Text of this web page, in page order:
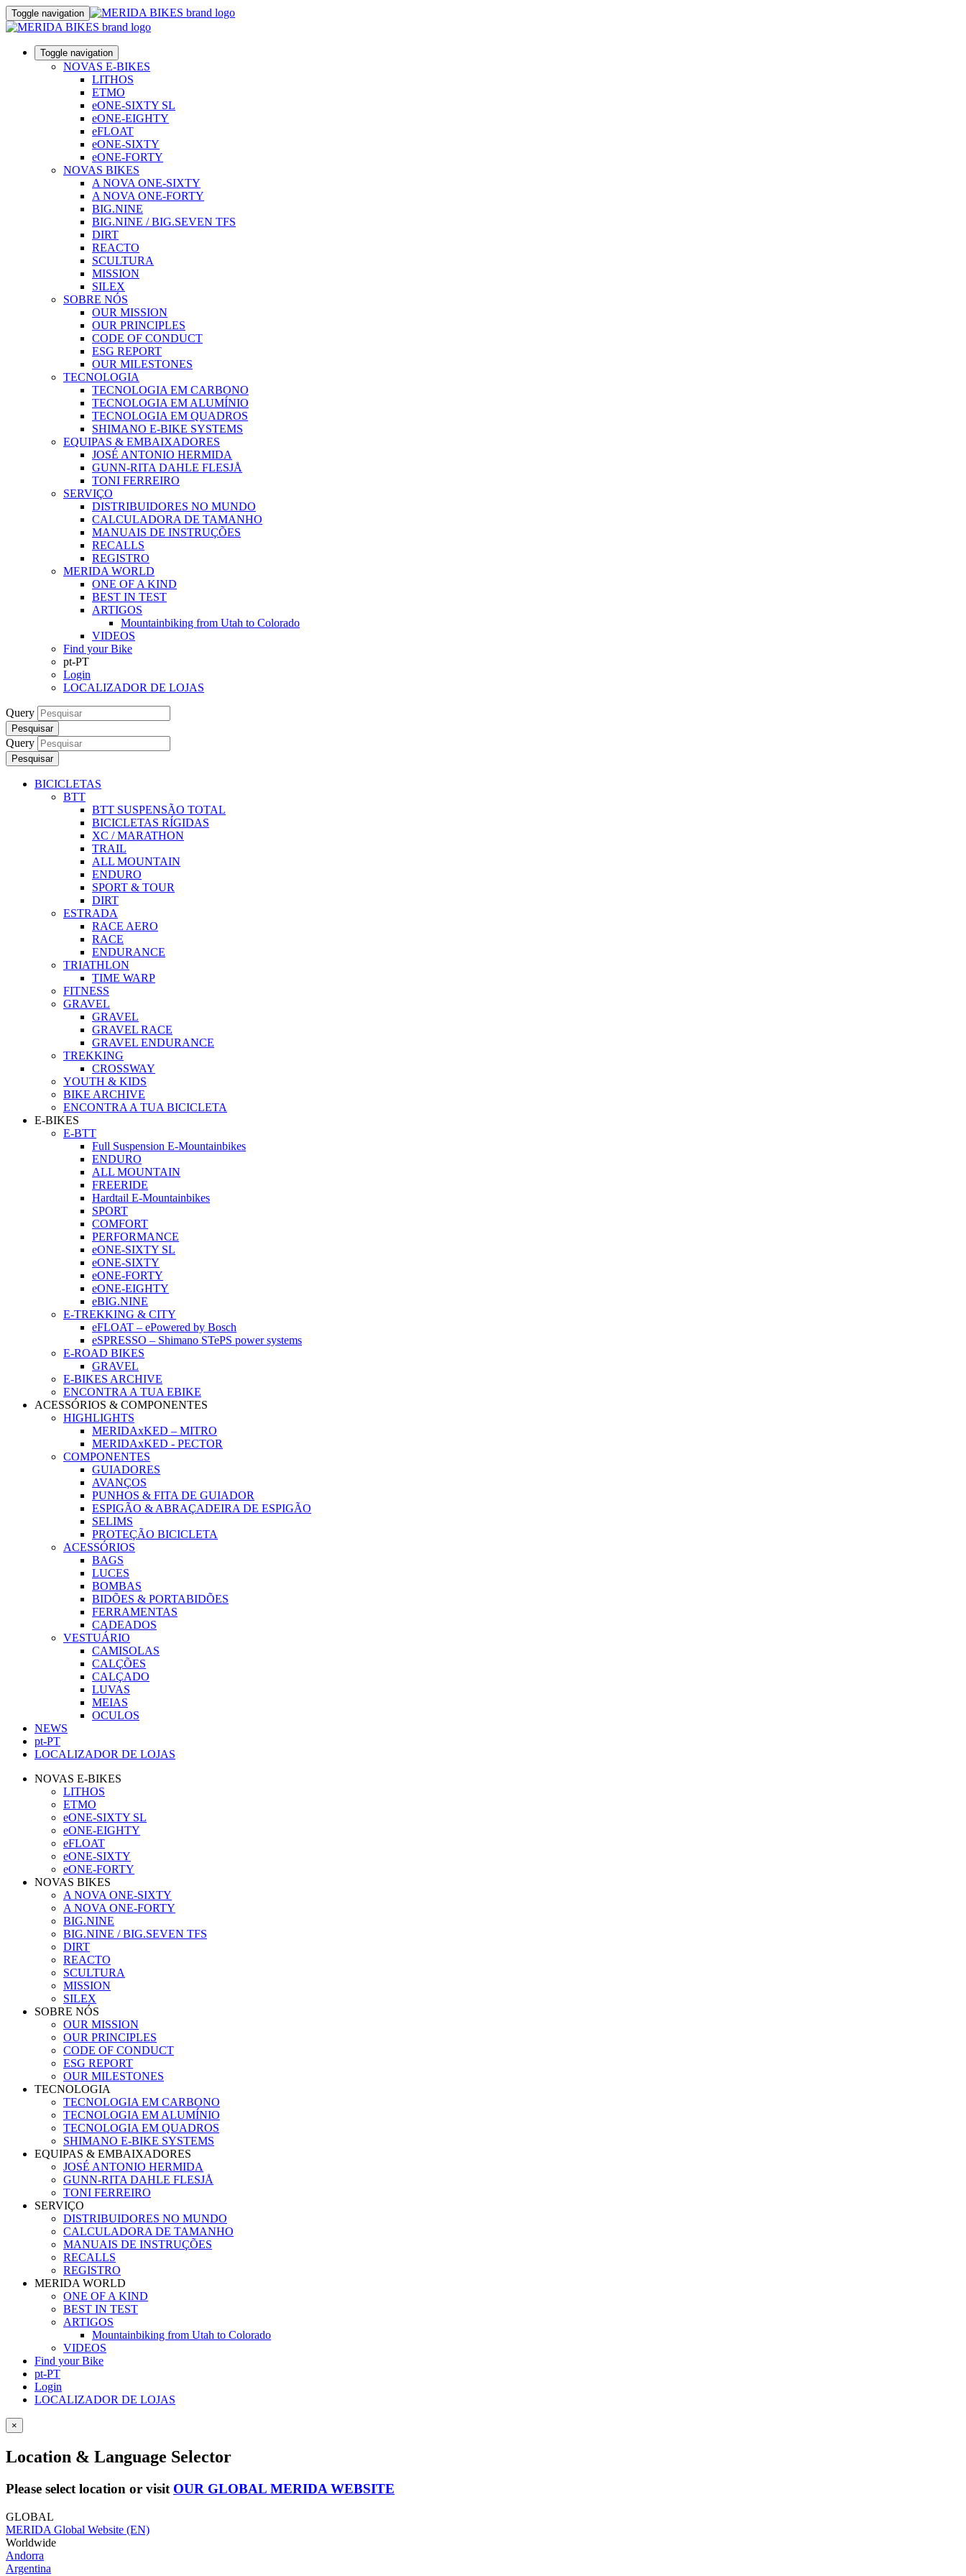
Toggle navigation
Toggle navigation
NOVAS E-BIKES
LITHOS
ETMO
eONE-SIXTY SL
eONE-EIGHTY
eFLOAT
eONE-SIXTY
eONE-FORTY
NOVAS BIKES
A NOVA ONE-SIXTY
A NOVA ONE-FORTY
BIG.NINE
BIG.NINE / BIG.SEVEN TFS
DIRT
REACTO
SCULTURA
MISSION
SILEX
SOBRE NÓS
OUR MISSION
OUR PRINCIPLES
CODE OF CONDUCT
ESG REPORT
OUR MILESTONES
TECNOLOGIA
TECNOLOGIA EM CARBONO
TECNOLOGIA EM ALUMÍNIO
TECNOLOGIA EM QUADROS
SHIMANO E-BIKE SYSTEMS
EQUIPAS & EMBAIXADORES
JOSÉ ANTONIO HERMIDA
GUNN-RITA DAHLE FLESJÅ
TONI FERREIRO
SERVIÇO
DISTRIBUIDORES NO MUNDO
CALCULADORA DE TAMANHO
MANUAIS DE INSTRUÇÕES
RECALLS
REGISTRO
MERIDA WORLD
ONE OF A KIND
BEST IN TEST
ARTIGOS
Mountainbiking from Utah to Colorado
VIDEOS
Find your Bike
pt-PT
Login
LOCALIZADOR DE LOJAS
Query
Pesquisar
Query
Pesquisar
BICICLETAS
BTT
BTT SUSPENSÃO TOTAL
BICICLETAS RÍGIDAS
XC / MARATHON
TRAIL
ALL MOUNTAIN
ENDURO
SPORT & TOUR
DIRT
ESTRADA
RACE AERO
RACE
ENDURANCE
TRIATHLON
TIME WARP
FITNESS
GRAVEL
GRAVEL
GRAVEL RACE
GRAVEL ENDURANCE
TREKKING
CROSSWAY
YOUTH & KIDS
BIKE ARCHIVE
ENCONTRA A TUA BICICLETA
E-BIKES
E-BTT
Full Suspension E-Mountainbikes
ENDURO
ALL MOUNTAIN
FREERIDE
Hardtail E-Mountainbikes
SPORT
COMFORT
PERFORMANCE
eONE-SIXTY SL
eONE-SIXTY
eONE-FORTY
eONE-EIGHTY
eBIG.NINE
E-TREKKING & CITY
eFLOAT – ePowered by Bosch
eSPRESSO – Shimano STePS power systems
E-ROAD BIKES
GRAVEL
E-BIKES ARCHIVE
ENCONTRA A TUA EBIKE
ACESSÓRIOS & COMPONENTES
HIGHLIGHTS
MERIDAxKED – MITRO
MERIDAxKED - PECTOR
COMPONENTES
GUIADORES
AVANÇOS
PUNHOS & FITA DE GUIADOR
ESPIGÃO & ABRAÇADEIRA DE ESPIGÃO
SELIMS
PROTEÇÃO BICICLETA
ACESSÓRIOS
BAGS
LUCES
BOMBAS
BIDÕES & PORTABIDÕES
FERRAMENTAS
CADEADOS
VESTUÁRIO
CAMISOLAS
CALÇÕES
CALÇADO
LUVAS
MEIAS
OCULOS
NEWS
pt-PT
LOCALIZADOR DE LOJAS
NOVAS E-BIKES
LITHOS
ETMO
eONE-SIXTY SL
eONE-EIGHTY
eFLOAT
eONE-SIXTY
eONE-FORTY
NOVAS BIKES
A NOVA ONE-SIXTY
A NOVA ONE-FORTY
BIG.NINE
BIG.NINE / BIG.SEVEN TFS
DIRT
REACTO
SCULTURA
MISSION
SILEX
SOBRE NÓS
OUR MISSION
OUR PRINCIPLES
CODE OF CONDUCT
ESG REPORT
OUR MILESTONES
TECNOLOGIA
TECNOLOGIA EM CARBONO
TECNOLOGIA EM ALUMÍNIO
TECNOLOGIA EM QUADROS
SHIMANO E-BIKE SYSTEMS
EQUIPAS & EMBAIXADORES
JOSÉ ANTONIO HERMIDA
GUNN-RITA DAHLE FLESJÅ
TONI FERREIRO
SERVIÇO
DISTRIBUIDORES NO MUNDO
CALCULADORA DE TAMANHO
MANUAIS DE INSTRUÇÕES
RECALLS
REGISTRO
MERIDA WORLD
ONE OF A KIND
BEST IN TEST
ARTIGOS
Mountainbiking from Utah to Colorado
VIDEOS
Find your Bike
pt-PT
Login
LOCALIZADOR DE LOJAS
×
Location & Language Selector
Please select location or visit OUR GLOBAL MERIDA WEBSITE
GLOBAL
MERIDA Global Website (EN)
Worldwide
Andorra
Argentina